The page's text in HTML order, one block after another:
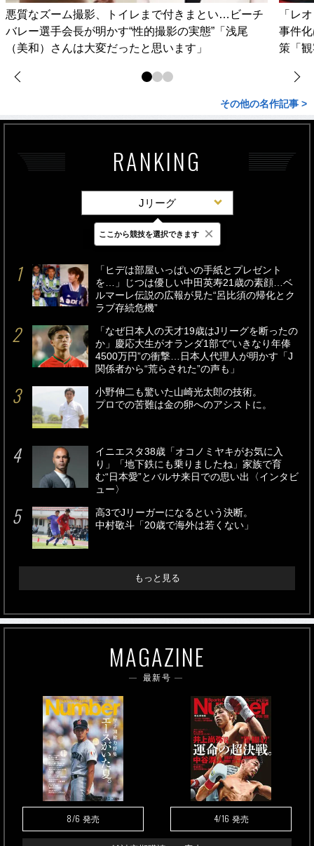
悪質なズーム撮影、トイレまで付きまとい…ビーチ
バレー選手会長が明かす“性的撮影の実態”「浅尾
（美和）さんは大変だったと思います」
「レ
事件
策「
その他の名作記事 >
RANKING
Jリーグ
最新 24時間 週間
「ヒデは部屋いっぱいの手紙とプレゼント
を…」じつは優しい中田英寿21歳の素顔…ベ
ルマーレ伝説の広報が見た“呂比須の帰化とク
ラブ存続危機”
「なぜ日本人の天才19歳はJリーグを断ったの
か」慶応大生がオランダ1部で“いきなり年俸
4500万円”の衝撃…日本人代理人が明かす「J
関係者から“荒らされた”の声も」
小野伸二も驚いた山崎光太郎の技術。
プロでの苦難は金の卵へのアシストに。
イニエスタ38歳「オコノミヤキがお気に入
り」「地下鉄にも乗りましたね」家族で育
む“日本愛”とバルサ来日での思い出〈インタビ
ュー〉
高3でJリーガーになるという決断。
中村敬斗「20歳で海外は若くない」
もっと見る
MAGAZINE
最新号
8/6 発売 4/16 発売
ここから競技を選択できます ×